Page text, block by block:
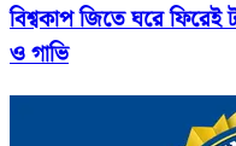
বিশ্বকাপ জিতে ঘরে
ও গাভি